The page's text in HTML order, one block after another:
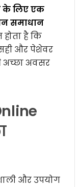
के लिए एक
समाधान
होता है कि
और पेशेवर
अवसर
और उपयोग